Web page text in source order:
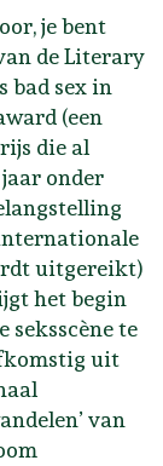
je bent
de Literary
bad sex in
(een
die al
onder
uitgereikt)
het begin
seksscène te
uit
van